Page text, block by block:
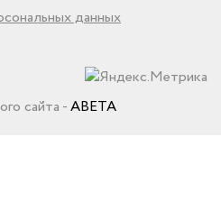
данных
сайта -ABETA